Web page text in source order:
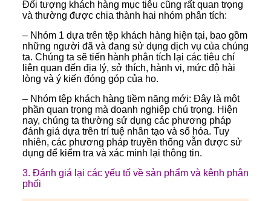
Đối tượng khách hàng mục tiêu cũng rất quan trọng
và thường được chia thành hai nhóm phân tích:
– Nhóm 1 dựa trên tệp khách hàng hiện tại, bao gồm
những người đã và đang sử dụng dịch vụ của chúng
ta. Chúng ta sẽ tiến hành phân tích lại các tiêu chí
liên quan đến địa lý, sở thích, hành vi, mức độ hài
lòng và ý kiến đóng góp của họ.
– Nhóm tệp khách hàng tiềm năng mới: Đây là một
phần quan trọng mà doanh nghiệp chú trọng. Hiện
nay, chúng ta thường sử dụng các phương pháp
đánh giá dựa trên trí tuệ nhân tạo và số hóa. Tuy
nhiên, các phương pháp truyền thống vẫn được sử
dụng để kiểm tra và xác minh lại thông tin.
3. Đánh giá lại các yếu tố về sản phẩm và kênh phân
phối